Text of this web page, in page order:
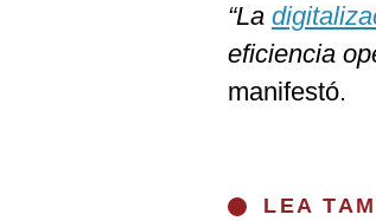
“La
eficiencia
manifestó.
LEA